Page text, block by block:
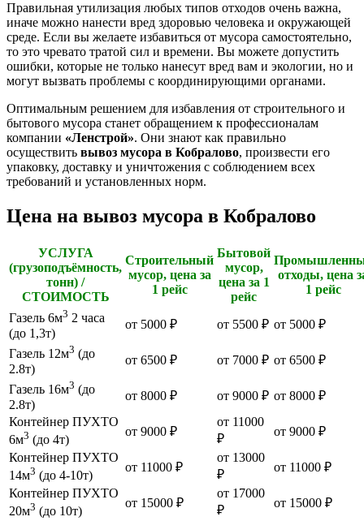
Правильная утилизация любых типов отходов очень важна,
иначе можно нанести вред здоровью человека и окружающей
среде. Если вы желаете избавиться от мусора самостоятельно,
то это чревато тратой сил и времени. Вы можете допустить
ошибки, которые не только нанесут вред вам и экологии, но и
могут вызвать проблемы с координирующими органами.
Оптимальным решением для избавления от строительного и
бытового мусора станет обращением к профессионалам
компании «Ленстрой». Они знают как правильно
осуществить вывоз мусора в Кобралово, произвести его
упаковку, доставку и уничтожения с соблюдением всех
требований и установленных норм.
Цена на вывоз мусора в Кобралово
УСЛУГА
(грузоподъёмность,
тонн) /
СТОИМОСТЬ
Строительный
мусор, цена за
1 рейс
Бытовой
мусор,
цена за 1
рейс
отходы, цена
1 рейс
Газель 6м3 2 часа
(до 1,3т)
от 5000 ₽ от 5500 ₽ от 5000 ₽
Газель 12м3 (до
2.8т)
от 6500 ₽ от 7000 ₽ от 6500 ₽
Газель 16м3 (до
2.8т)
от 8000 ₽ от 9000 ₽ от 8000 ₽
Контейнер ПУХТО
6м3 (до 4т)
от 9000 ₽
от 11000
₽
от 9000 ₽
Контейнер ПУХТО
14м3 (до 4-10т)
от 11000 ₽
от 13000
₽
от 11000 ₽
Контейнер ПУХТО
20м3 (до 10т)
от 15000 ₽
от 17000
₽
от 15000 ₽